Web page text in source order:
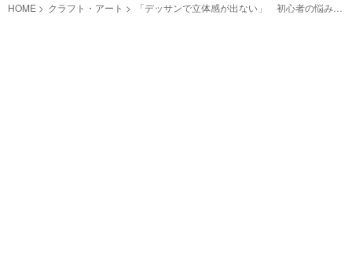
HOME クラフト・アート 「デッサンで立体感が出ない」 初心者の悩み